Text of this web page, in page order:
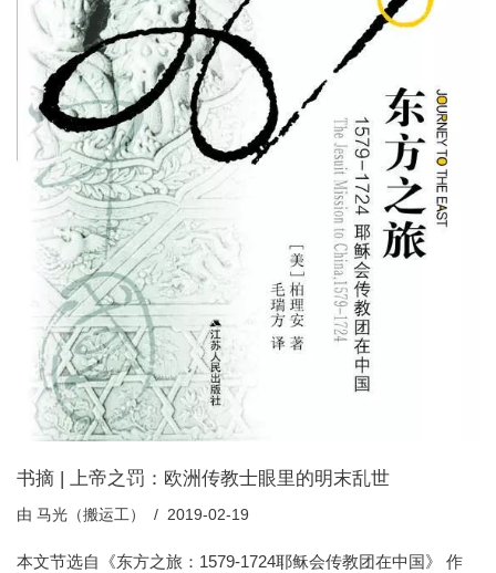
书摘 | 上帝之罚：欧洲传教士眼里的明末乱世
由 马光（搬运工） 2019-02-19
本文节选自《东方之旅：1579-1724耶稣会传教团在中国》 作